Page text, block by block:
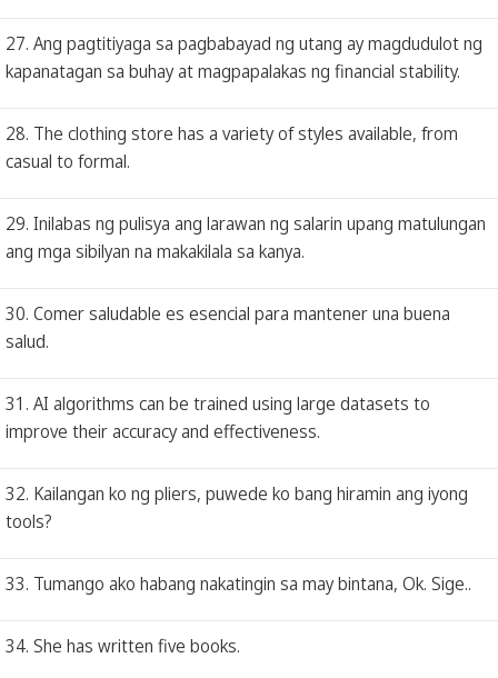
27. Ang pagtitiyaga sa pagbabayad ng utang ay magdudulot ng
kapanatagan sa buhay at magpapalakas ng financial stability.
28. The clothing store has a variety of styles available, from
casual to formal.
29. Inilabas ng pulisya ang larawan ng salarin upang matulungan
ang mga sibilyan na makakilala sa kanya.
30. Comer saludable es esencial para mantener una buena
salud.
31. AI algorithms can be trained using large datasets to
improve their accuracy and effectiveness.
32. Kailangan ko ng pliers, puwede ko bang hiramin ang iyong
tools?
33. Tumango ako habang nakatingin sa may bintana, Ok. Sige..
34. She has written five books.